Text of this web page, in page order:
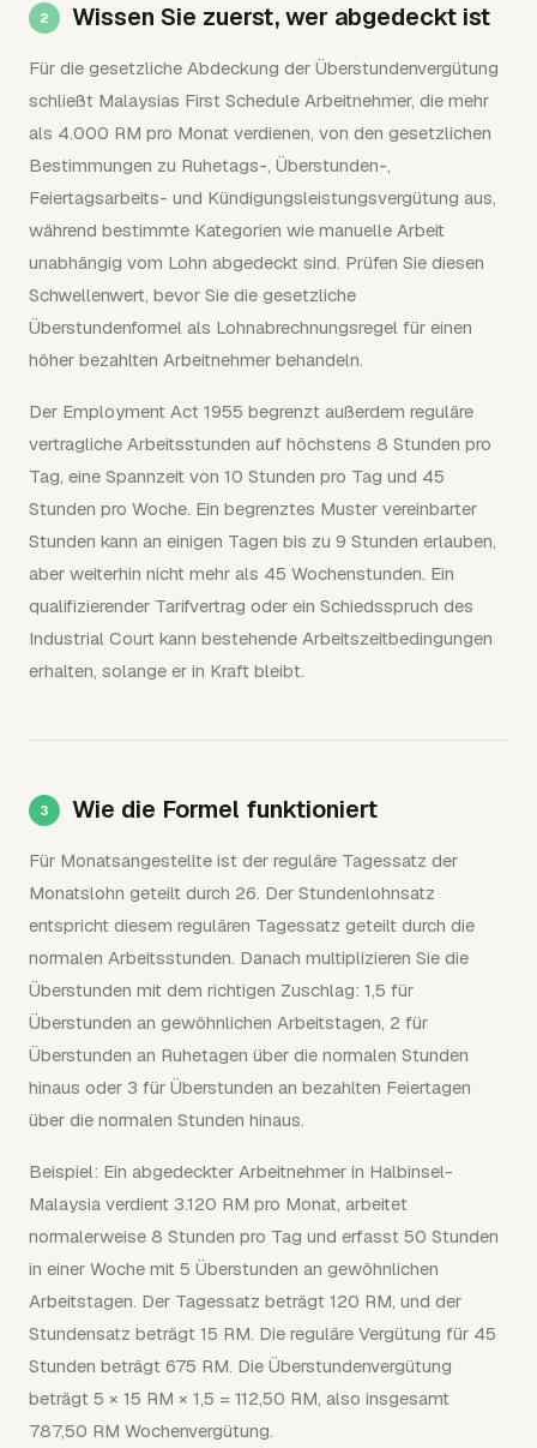
Wissen Sie zuerst, wer abgedeckt ist
Für die gesetzliche Abdeckung der Überstundenvergütung
schließt Malaysias First Schedule Arbeitnehmer, die mehr
als 4.000 RM pro Monat verdienen, von den gesetzlichen
Bestimmungen zu Ruhetags-, Überstunden-,
Feiertagsarbeits- und Kündigungsleistungsvergütung aus,
während bestimmte Kategorien wie manuelle Arbeit
unabhängig vom Lohn abgedeckt sind. Prüfen Sie diesen
Schwellenwert, bevor Sie die gesetzliche
Überstundenformel als Lohnabrechnungsregel für einen
höher bezahlten Arbeitnehmer behandeln.
Der Employment Act 1955 begrenzt außerdem reguläre
vertragliche Arbeitsstunden auf höchstens 8 Stunden pro
Tag, eine Spannzeit von 10 Stunden pro Tag und 45
Stunden pro Woche. Ein begrenztes Muster vereinbarter
Stunden kann an einigen Tagen bis zu 9 Stunden erlauben,
aber weiterhin nicht mehr als 45 Wochenstunden. Ein
qualifizierender Tarifvertrag oder ein Schiedsspruch des
Industrial Court kann bestehende Arbeitszeitbedingungen
erhalten, solange er in Kraft bleibt.
Wie die Formel funktioniert
Für Monatsangestellte ist der reguläre Tagessatz der
Monatslohn geteilt durch 26. Der Stundenlohnsatz
entspricht diesem regulären Tagessatz geteilt durch die
normalen Arbeitsstunden. Danach multiplizieren Sie die
Überstunden mit dem richtigen Zuschlag: 1,5 für
Überstunden an gewöhnlichen Arbeitstagen, 2 für
Überstunden an Ruhetagen über die normalen Stunden
hinaus oder 3 für Überstunden an bezahlten Feiertagen
über die normalen Stunden hinaus.
Beispiel: Ein abgedeckter Arbeitnehmer in Halbinsel-
Malaysia verdient 3.120 RM pro Monat, arbeitet
normalerweise 8 Stunden pro Tag und erfasst 50 Stunden
in einer Woche mit 5 Überstunden an gewöhnlichen
Arbeitstagen. Der Tagessatz beträgt 120 RM, und der
Stundensatz beträgt 15 RM. Die reguläre Vergütung für 45
Stunden beträgt 675 RM. Die Überstundenvergütung
beträgt 5 × 15 RM × 1,5 = 112,50 RM, also insgesamt
787,50 RM Wochenvergütung.